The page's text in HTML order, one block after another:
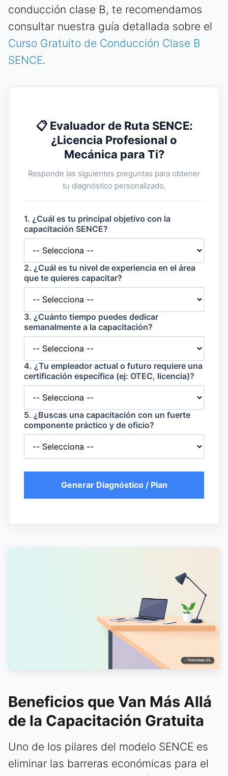
conducción clase B, te recomendamos
consultar nuestra guía detallada sobre el
Curso Gratuito de Conducción Clase B
SENCE.
📋 Evaluador de Ruta SENCE:
¿Licencia Profesional o
Mecánica para Ti?
Responde las siguientes preguntas para obtener
tu diagnóstico personalizado.
1. ¿Cuál es tu principal objetivo con la
capacitación SENCE?
2. ¿Cuál es tu nivel de experiencia en el área
que te quieres capacitar?
3. ¿Cuánto tiempo puedes dedicar
semanalmente a la capacitación?
4. ¿Tu empleador actual o futuro requiere una
certificación específica (ej: OTEC, licencia)?
5. ¿Buscas una capacitación con un fuerte
componente práctico y de oficio?
Generar Diagnóstico / Plan
Beneficios que Van Más Allá
de la Capacitación Gratuita
Uno de los pilares del modelo SENCE es
eliminar las barreras económicas para el